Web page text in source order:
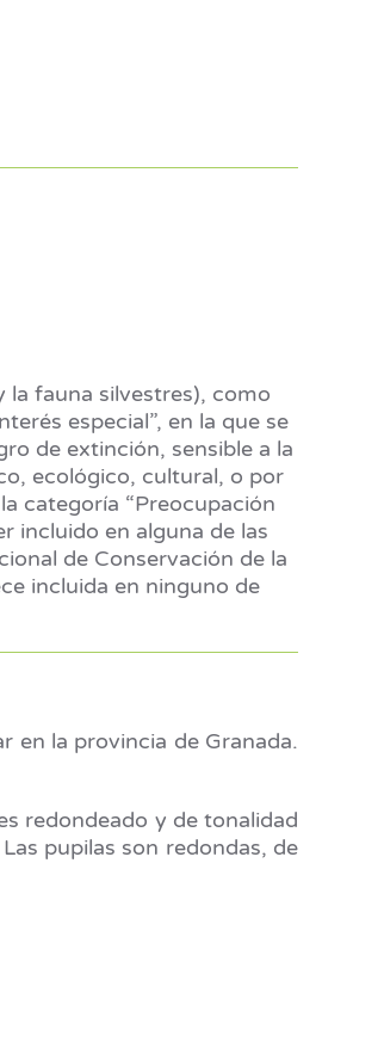
la fauna silvestres), como
especial”, en la que se
de extinción, sensible a la
ecológico, cultural, o por
categoría “Preocupación
incluido en alguna de las
de Conservación de la
incluida en ninguno de
en la provincia de Granada.
redondeado y de tonalidad
pupilas son redondas, de